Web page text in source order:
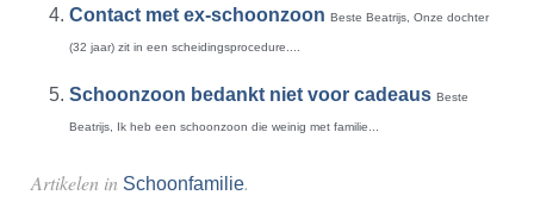
Contact met ex-schoonzoon Beste Beatrijs, Onze dochter
(32 jaar) zit in een scheidingsprocedure....
Schoonzoon bedankt niet voor cadeaus Beste
Beatrijs, Ik heb een schoonzoon die weinig met familie...
Artikelen in Schoonfamilie.